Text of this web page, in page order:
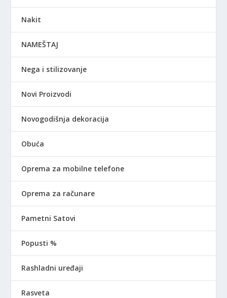
Nakit
NAMEŠTAJ
Nega i stilizovanje
Novi Proizvodi
Novogodišnja dekoracija
Obuća
Oprema za mobilne telefone
Oprema za računare
Pametni Satovi
Popusti %
Rashladni uređaji
Rasveta